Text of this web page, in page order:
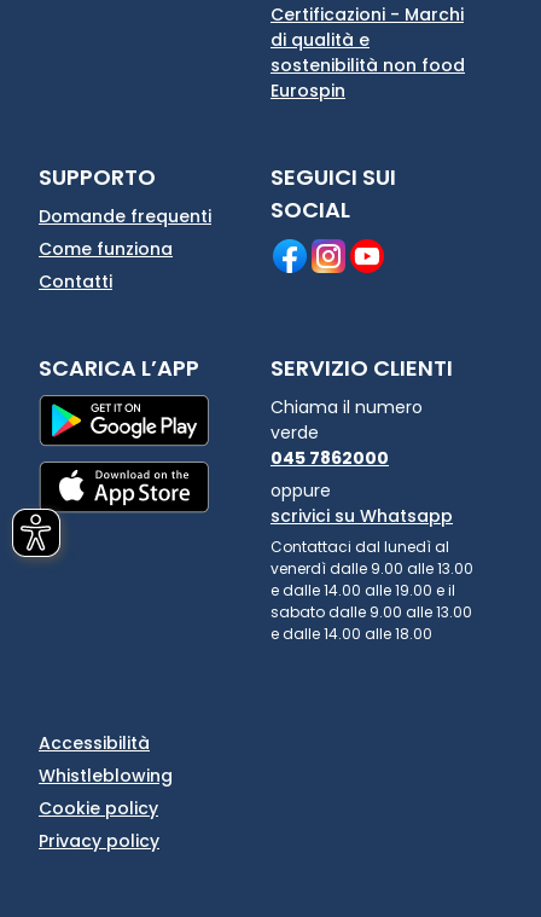
Certificazioni - Marchi
di qualità e
sostenibilità non food
Eurospin
SUPPORTO
Domande frequenti
Come funziona
Contatti
SEGUICI SUI
SOCIAL
SCARICA L’APP SERVIZIO CLIENTI
Chiama il numero
verde
045 7862000
oppure
scrivici su Whatsapp
Contattaci dal lunedì al
venerdì dalle 9.00 alle 13.00
e dalle 14.00 alle 19.00 e il
sabato dalle 9.00 alle 13.00
e dalle 14.00 alle 18.00
Accessibilità
Whistleblowing
Cookie policy
Privacy policy